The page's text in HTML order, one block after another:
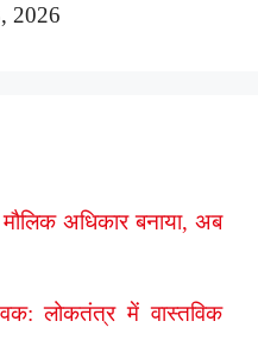
2026
अधिकार बनाया, अब
लोकतंत्र में वास्तविक